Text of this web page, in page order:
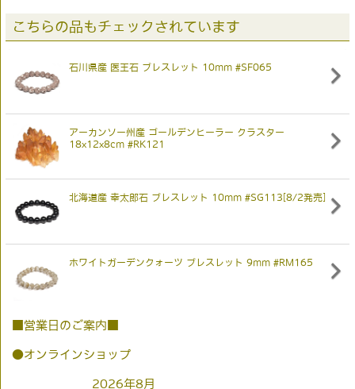
こちらの品もチェックされています
石川県産 医王石 ブレスレット 10mm #SF065
アーカンソー州産 ゴールデンヒーラー クラスター
18x12x8cm #RK121
北海道産 幸太郎石 ブレスレット 10mm #SG113[8/2発売]
ホワイトガーデンクォーツ ブレスレット 9mm #RM165
■営業日のご案内■
●オンラインショップ
2026年8月